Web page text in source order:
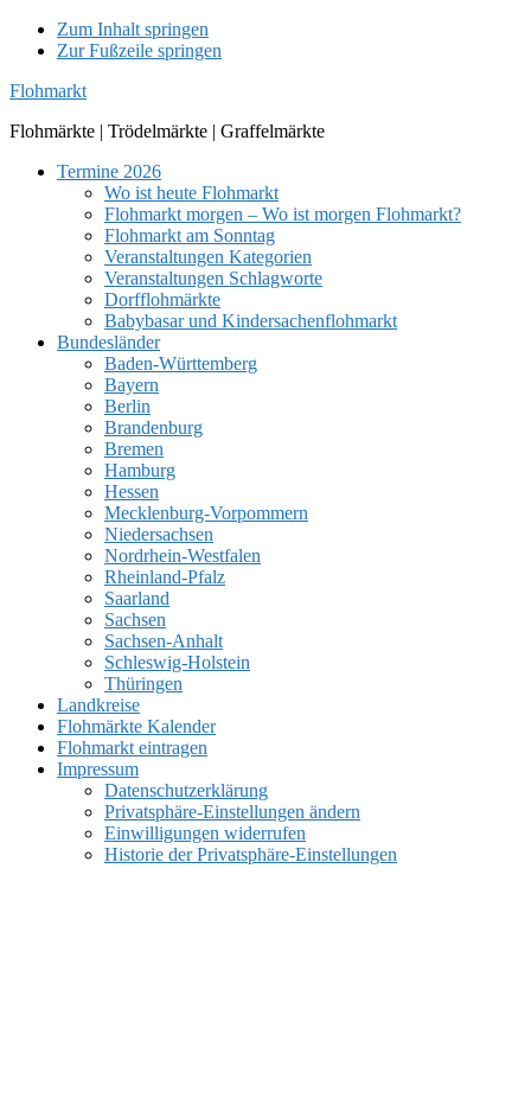
Zum Inhalt springen
Zur Fußzeile springen
Flohmarkt
Flohmärkte | Trödelmärkte | Graffelmärkte
Termine 2026
Wo ist heute Flohmarkt
Flohmarkt morgen – Wo ist morgen Flohmarkt?
Flohmarkt am Sonntag
Veranstaltungen Kategorien
Veranstaltungen Schlagworte
Dorfflohmärkte
Babybasar und Kindersachenflohmarkt
Bundesländer
Baden-Württemberg
Bayern
Berlin
Brandenburg
Bremen
Hamburg
Hessen
Mecklenburg-Vorpommern
Niedersachsen
Nordrhein-Westfalen
Rheinland-Pfalz
Saarland
Sachsen
Sachsen-Anhalt
Schleswig-Holstein
Thüringen
Landkreise
Flohmärkte Kalender
Flohmarkt eintragen
Impressum
Datenschutzerklärung
Privatsphäre-Einstellungen ändern
Einwilligungen widerrufen
Historie der Privatsphäre-Einstellungen